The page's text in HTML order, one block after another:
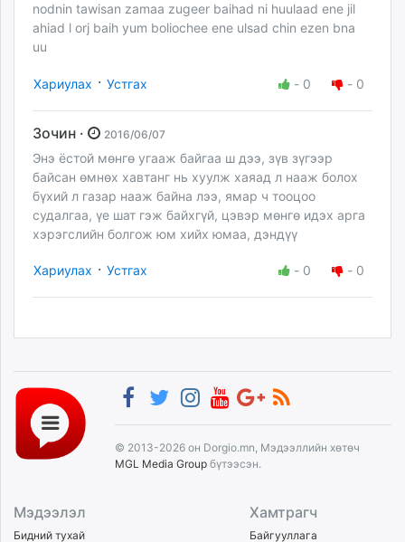
nodnin tawisan zamaa zugeer baihad ni huulaad ene jil
ahiad l orj baih yum boliochee ene ulsad chin ezen bna
uu
Хариулах · Устгах - 0 - 0
Зочин · 2016/06/07
Энэ ёстой мөнгө угааж байгаа ш дээ, зүв зүгээр
байсан өмнөх хавтанг нь хуулж хаяад л нааж болох
бүхий л газар нааж байна лээ, ямар ч тооцоо
судалгаа, үе шат гэж байхгүй, цэвэр мөнгө идэх арга
хэрэгслийн болгож юм хийх юмаа, дэндүү
Хариулах · Устгах - 0 - 0
© 2013-2026 он Dorgio.mn, Мэдээллийн хөтөч
MGL Media Group бүтээсэн.
Мэдээлэл
Бидний тухай
Хамтрагч
Байгууллага